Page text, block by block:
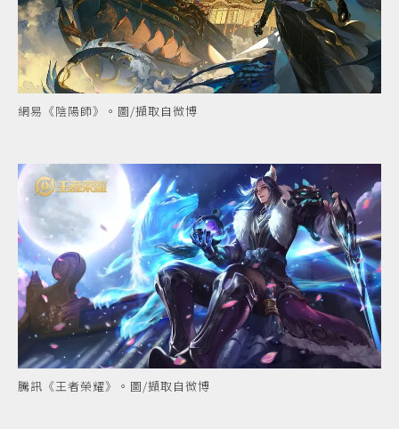
網易《陰陽師》。圖/擷取自微博
騰訊《王者榮耀》。圖/擷取自微博